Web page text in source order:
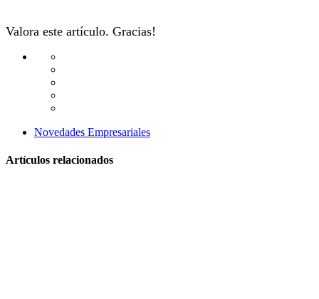
Valora este artículo. Gracias!
Novedades Empresariales
Artículos relacionados